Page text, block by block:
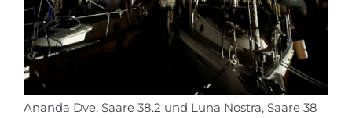
Ananda Dve, Saare 38.2 und Luna Nostra, Saare 38